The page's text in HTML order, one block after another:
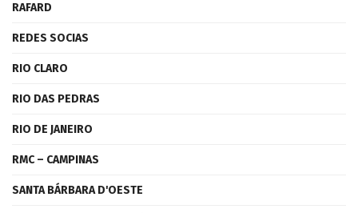
RAFARD
REDES SOCIAS
RIO CLARO
RIO DAS PEDRAS
RIO DE JANEIRO
RMC – CAMPINAS
SANTA BÁRBARA D'OESTE